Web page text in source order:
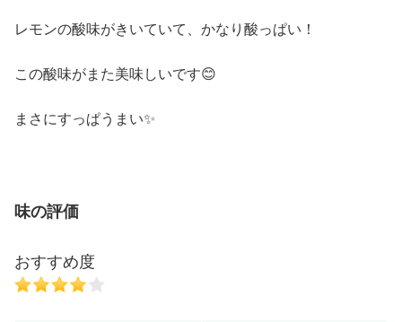
レモンの酸味がきいていて、かなり酸っぱい！
この酸味がまた美味しいです😊
まさにすっぱうまい✨
味の評価
おすすめ度